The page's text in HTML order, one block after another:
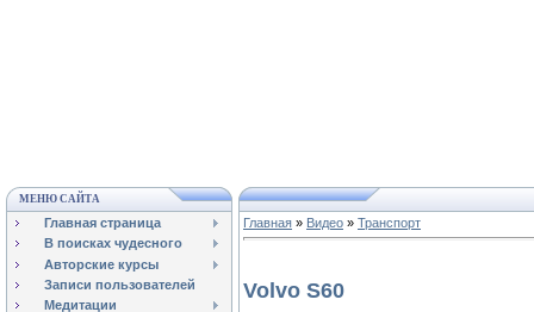
МЕНЮ САЙТА
Главная страница
В поисках чудесного
Авторские курсы
Записи пользователей
Медитации
Главная » Видео » Транспорт
Volvo S60